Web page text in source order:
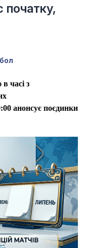
початку,
часі з
анонсує поєдинки